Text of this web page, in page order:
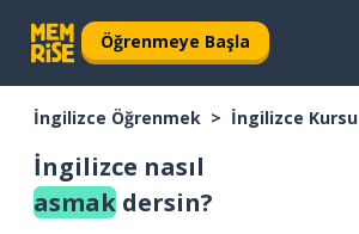
Öğrenmeye Başla
İngilizce Öğrenmek İngilizce Kursu
İngilizce nasıl
asmak dersin?